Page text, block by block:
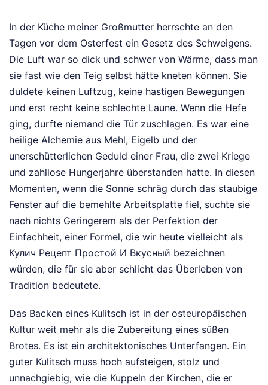
In der Küche meiner Großmutter herrschte an den
Tagen vor dem Osterfest ein Gesetz des Schweigens.
Die Luft war so dick und schwer von Wärme, dass man
sie fast wie den Teig selbst hätte kneten können. Sie
duldete keinen Luftzug, keine hastigen Bewegungen
und erst recht keine schlechte Laune. Wenn die Hefe
ging, durfte niemand die Tür zuschlagen. Es war eine
heilige Alchemie aus Mehl, Eigelb und der
unerschütterlichen Geduld einer Frau, die zwei Kriege
und zahllose Hungerjahre überstanden hatte. In diesen
Momenten, wenn die Sonne schräg durch das staubige
Fenster auf die bemehlte Arbeitsplatte fiel, suchte sie
nach nichts Geringerem als der Perfektion der
Einfachheit, einer Formel, die wir heute vielleicht als
Кулич Рецепт Простой И Вкусный bezeichnen
würden, die für sie aber schlicht das Überleben von
Tradition bedeutete.
Das Backen eines Kulitsch ist in der osteuropäischen
Kultur weit mehr als die Zubereitung eines süßen
Brotes. Es ist ein architektonisches Unterfangen. Ein
guter Kulitsch muss hoch aufsteigen, stolz und
unnachgiebig, wie die Kuppeln der Kirchen, die er